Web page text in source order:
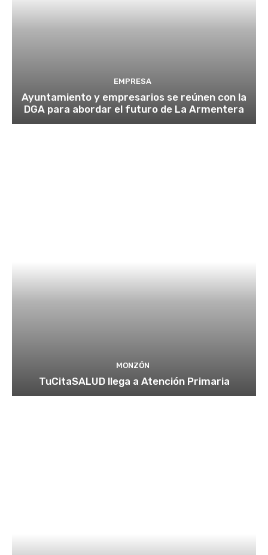
EMPRESA
Ayuntamiento y empresarios se reúnen con la
DGA para abordar el futuro de La Armentera
MONZÓN
TuCitaSALUD llega a Atención Primaria